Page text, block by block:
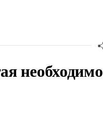
необходимо